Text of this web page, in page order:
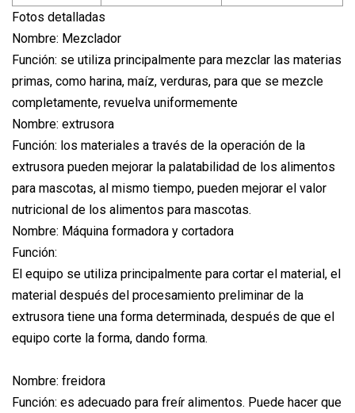
Fotos detalladas
Nombre: Mezclador
Función: se utiliza principalmente para mezclar las materias
primas, como harina, maíz, verduras, para que se mezcle
completamente, revuelva uniformemente
Nombre: extrusora
Función: los materiales a través de la operación de la
extrusora pueden mejorar la palatabilidad de los alimentos
para mascotas, al mismo tiempo, pueden mejorar el valor
nutricional de los alimentos para mascotas.
Nombre: Máquina formadora y cortadora
Función:
El equipo se utiliza principalmente para cortar el material, el
material después del procesamiento preliminar de la
extrusora tiene una forma determinada, después de que el
equipo corte la forma, dando forma.
Nombre: freidora
Función: es adecuado para freír alimentos. Puede hacer que